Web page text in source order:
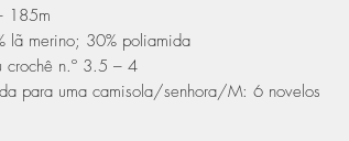
185m
lã merino; 30% poliamida
crochê n.º 3.5 – 4
para uma camisola/senhora/M: 6 novelos